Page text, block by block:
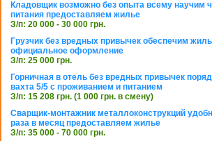
Кладовщик возможно без опыта всему научим
питания предоставляем жилье
З/п: 20 000 - 30 000 грн.
Грузчик без вредных привычек обеспечим
официальное оформление
З/п: 25 000 грн.
Горничная в отель без вредных привычек
вахта 5/5 с проживанием и питанием
З/п: 15 208 грн. (1 000 грн. в смену)
Сварщик-монтажник металлоконструкций
раза в месяц предоставляем жилье
З/п: 35 000 - 70 000 грн.